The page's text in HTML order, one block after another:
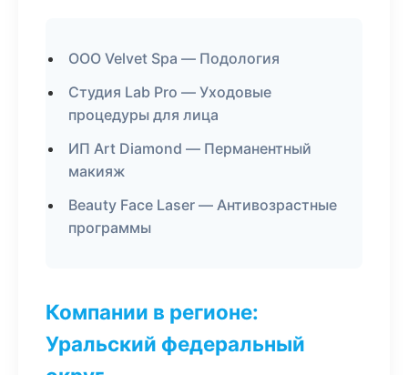
ООО Velvet Spa — Подология
Студия Lab Pro — Уходовые
процедуры для лица
ИП Art Diamond — Перманентный
макияж
Beauty Face Laser — Антивозрастные
программы
Компании в регионе:
Уральский федеральный